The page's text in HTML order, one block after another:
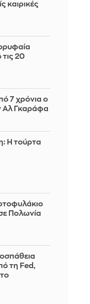
καιρικές
20
7 χρόνια ο
Αλ Γκαράφα
Η τούρτα
Πολωνία
τη Fed,